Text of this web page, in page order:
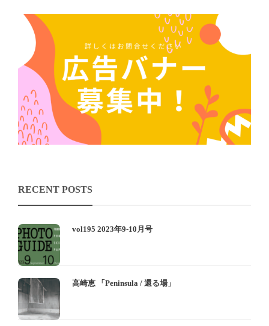
RECENT POSTS
vol195 2023年9-10月号
高崎恵 「Peninsula / 還る場」